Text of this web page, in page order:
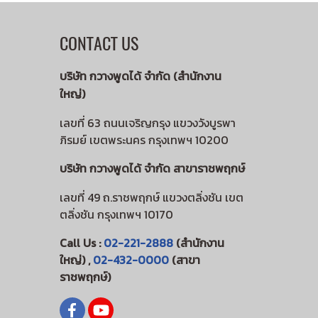
CONTACT US
บริษัท กวางพูดได้ จำกัด (สำนักงาน
ใหญ่)
เลขที่ 63 ถนนเจริญกรุง แขวงวังบูรพา
ภิรมย์ เขตพระนคร กรุงเทพฯ 10200
บริษัท กวางพูดได้ จำกัด สาขาราชพฤกษ์
เลขที่ 49 ถ.ราชพฤกษ์ แขวงตลิ่งชัน เขต
ตลิ่งชัน กรุงเทพฯ 10170
Call Us :02-221-2888(สำนักงาน
ใหญ่) ,02-432-0000(สาขา
ราชพฤกษ์)